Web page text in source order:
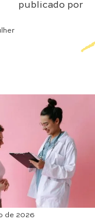
publicado por
de 2026